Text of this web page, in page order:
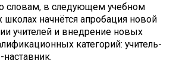
словам, в следующем учебном
школах начнётся апробация новой
учителей и внедрение новых
категорий: учитель-
наставник.